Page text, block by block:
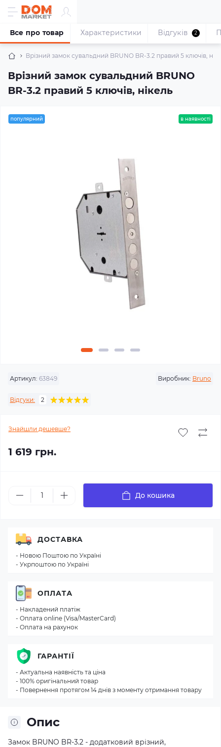
Врізний замок сувальдний BRUNO BR-3.2 правий 5 ключів,
Врізний замок сувальдний BRUNO
BR-3.2 правий 5 ключів, нікель
Все про товар Характеристики Відгуків 2
популярний в наявності
Артикул: 63849 Виробник: Bruno
Відгуки: 2
Знайшли дешевше?
1 619 грн.
До кошика
Опис
Замок BRUNO BR-3.2 - додатковий врізний,
ДОСТАВКА
- Новою Поштою по Україні
- Укрпоштою по Україні
ОПЛАТА
- Накладений платіж
- Оплата online (Visa/MasterCard)
- Оплата на рахунок
ГАРАНТІЇ
- Актуальна наявність та ціна
- 100% оригінальний товар
- Повернення протягом 14 днів з моменту отримання товару